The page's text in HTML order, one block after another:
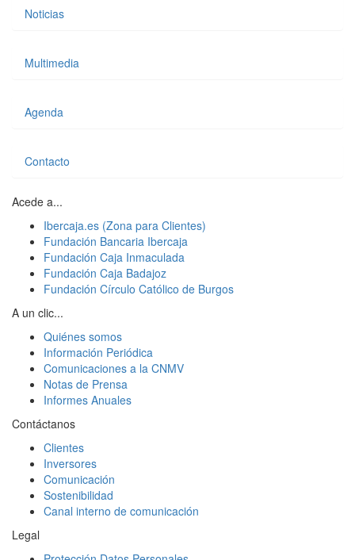
Noticias
Multimedia
Agenda
Contacto
Acede a...
Ibercaja.es (Zona para Clientes)
Fundación Bancaria Ibercaja
Fundación Caja Inmaculada
Fundación Caja Badajoz
Fundación Círculo Católico de Burgos
A un clic...
Quiénes somos
Información Periódica
Comunicaciones a la CNMV
Notas de Prensa
Informes Anuales
Contáctanos
Clientes
Inversores
Comunicación
Sostenibilidad
Canal interno de comunicación
Legal